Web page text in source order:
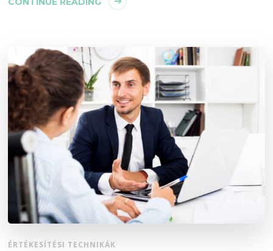
ÉRTÉKESÍTÉSI TECHNIKÁK